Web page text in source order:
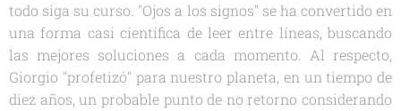
todo siga su curso. "Ojos a los signos" se ha convertido en
una forma casi científica de leer entre líneas, buscando
las mejores soluciones a cada momento. Al respecto,
Giorgio "profetizó" para nuestro planeta, en un tiempo de
diez años, un probable punto de no retorno considerando